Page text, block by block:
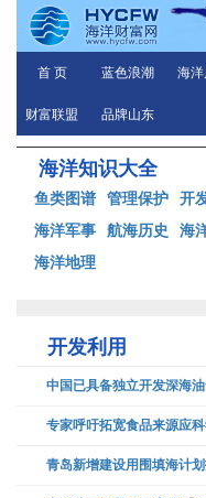
首 页 蓝色浪潮 海洋
财富联盟 品牌山东
海洋知识大全
鱼类图谱 管理保护 开
海洋军事 航海历史 海
海洋地理
开发利用
中国已具备独立开发深海
专家呼吁拓宽食品来源应
青岛新增建设用围填海计